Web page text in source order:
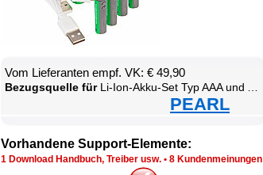
Vom Lie­fe­ran­ten empf. VK: € 49,90
Be­zugs­quel­le fürLi-Ion-Ak­ku-Set Typ AAA und AA, mit USB-C-La­de­funk­ti­on
PEARL
Vor­han­de­ne Sup­port-Ele­men­te:
1 Down­load Hand­buch, Trei­ber usw. • 8 Kun­den­mei­nun­gen